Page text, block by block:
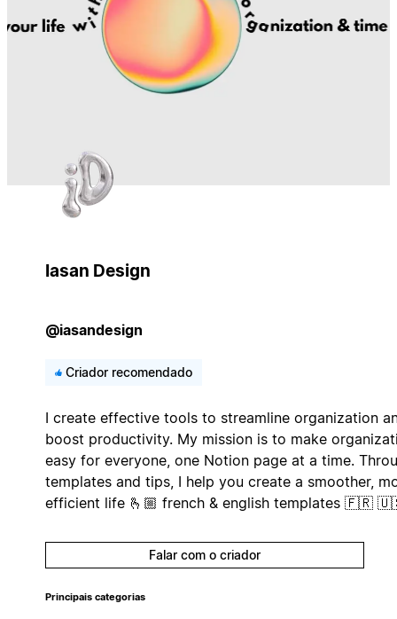
Iasan Design
@iasandesign
Criador recomendado
I create effective tools to streamline organization
boost productivity. My mission is to make
easy for everyone, one Notion page at a time.
templates and tips, I help you create a smoother,
efficient life 🫰🏼 french & english templates 🇫🇷
Falar com o criador
Principais categorias